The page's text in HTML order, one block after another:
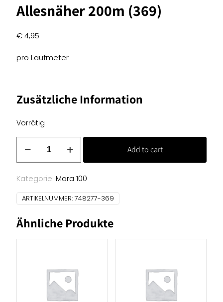
Allesnäher 200m (369)
€4,95
pro Laufmeter
Zusätzliche Information
Vorrätig
(369)
Menge
Add to cart
Kategorie: Mara 100
ARTIKELNUMMER: 748277-369
Ähnliche Produkte